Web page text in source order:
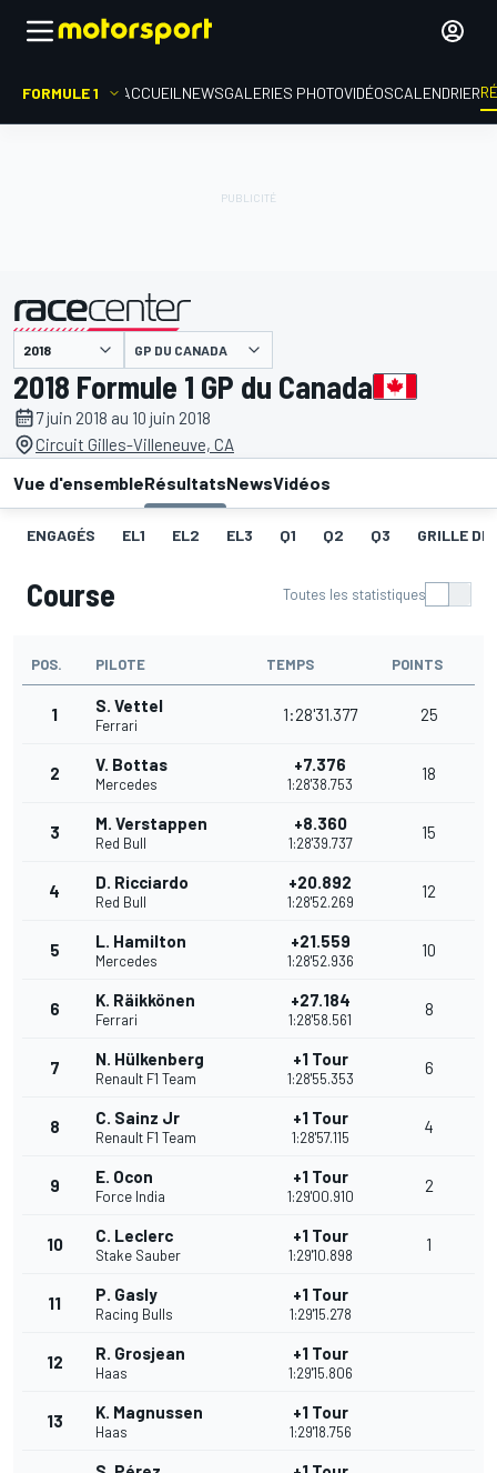
FORMULE 1 ACCUEIL NEWSGALERIES PHOTOVIDÉOSCALENDRIER
présenté par GP DU CANADA
2018 Formule 1 GP du Canada
7 juin 2018 au 10 juin 2018
Circuit Gilles-Villeneuve, CA
Vue d'ensembleRésultatsNewsVidéos
ENGAGÉS EL1 EL2 EL3 Q1 Q2 Q3 GRILLE DE
Course Toutes les statistiques
POS. PILOTE TEMPS POINTS
1 S. Vettel
Ferrari
1:28'31.377 25
2 V. Bottas
Mercedes
+7.376
1:28'38.753
18
3 M. Verstappen
Red Bull
+8.360
1:28'39.737
15
4 D. Ricciardo
Red Bull
+20.892
1:28'52.269
12
5 L. Hamilton
Mercedes
+21.559
1:28'52.936
10
6 K. Räikkönen
Ferrari
+27.184
1:28'58.561
8
7 N. Hülkenberg
Renault F1 Team
+1 Tour
1:28'55.353
6
8 C. Sainz Jr
Renault F1 Team
+1 Tour
1:28'57.115
4
9 E. Ocon
Force India
+1 Tour
1:29'00.910
2
10 C. Leclerc
Stake Sauber
+1 Tour
1:29'10.898
1
11 P. Gasly
Racing Bulls
+1 Tour
1:29'15.278
12 R. Grosjean
Haas
+1 Tour
1:29'15.806
13 K. Magnussen
Haas
+1 Tour
1:29'18.756